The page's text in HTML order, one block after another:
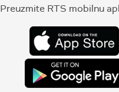
Preuzmite RTS mobilnu